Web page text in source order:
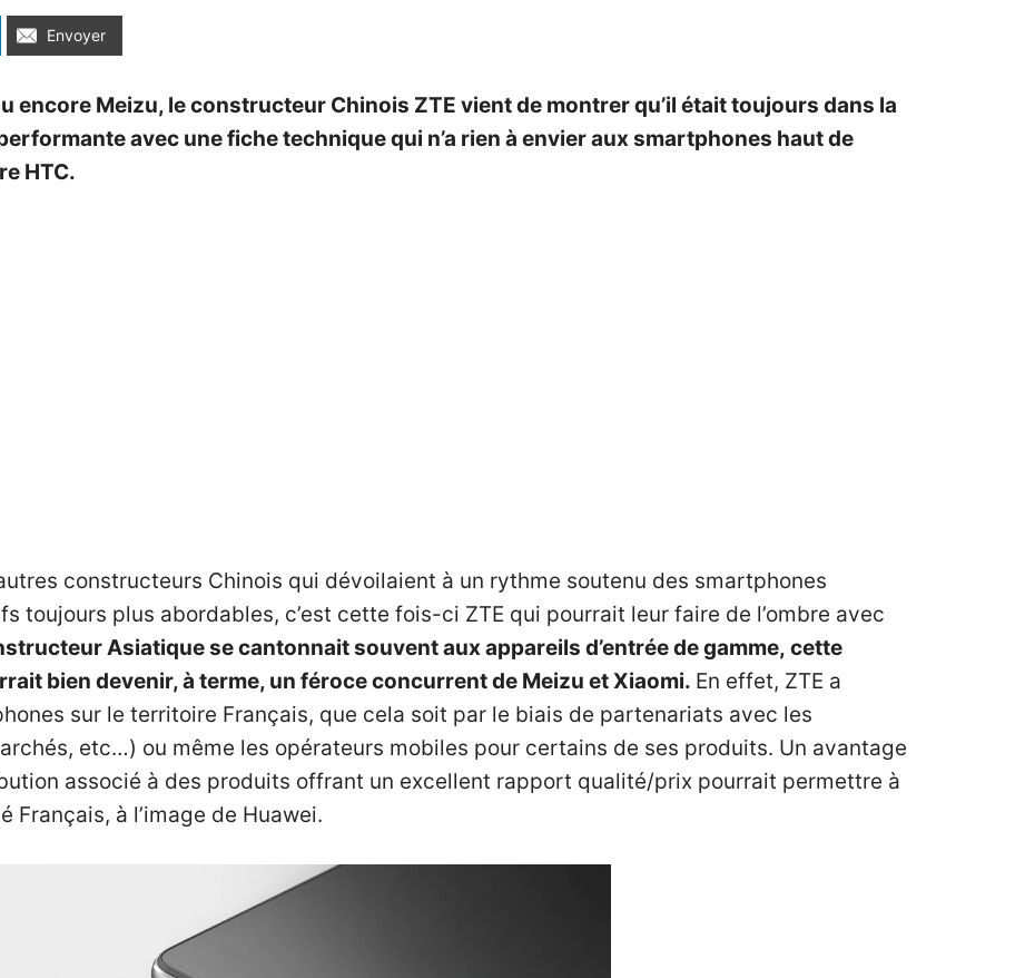
Envoyer
encore Meizu, le constructeur Chinois ZTE vient de montrer qu’il était toujours dans la
avec une fiche technique qui n’a rien à envier aux smartphones haut de
HTC.
constructeurs Chinois qui dévoilaient à un rythme soutenu des smartphones
toujours plus abordables, c’est cette fois-ci ZTE qui pourrait leur faire de l’ombre avec
Asiatique se cantonnait souvent aux appareils d’entrée de gamme, cette
bien devenir, à terme, un féroce concurrent de Meizu et Xiaomi. En effet, ZTE a
sur le territoire Français, que cela soit par le biais de partenariats avec les
etc…) ou même les opérateurs mobiles pour certains de ses produits. Un avantage
associé à des produits offrant un excellent rapport qualité/prix pourrait permettre à
Français, à l’image de Huawei.